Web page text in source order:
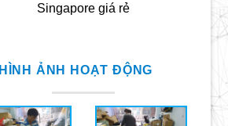
Singapore giá rẻ
HÌNH ẢNH HOẠT ĐỘNG